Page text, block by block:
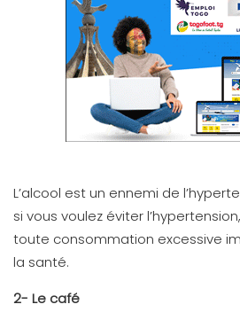
L’alcool est un ennemi de
si vous voulez éviter
toute consommation excessive
la santé.
2- Le café